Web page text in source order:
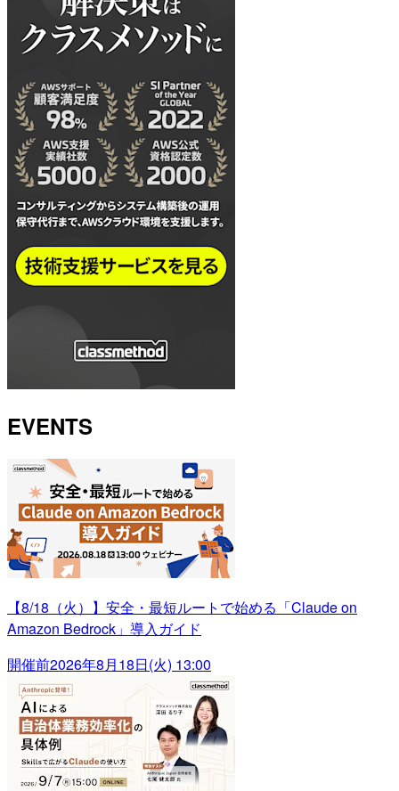
EVENTS
【8/18（火）】安全・最短ルートで始める「Claude on
Amazon Bedrock」導入ガイド
開催前2026年8月18日(火) 13:00